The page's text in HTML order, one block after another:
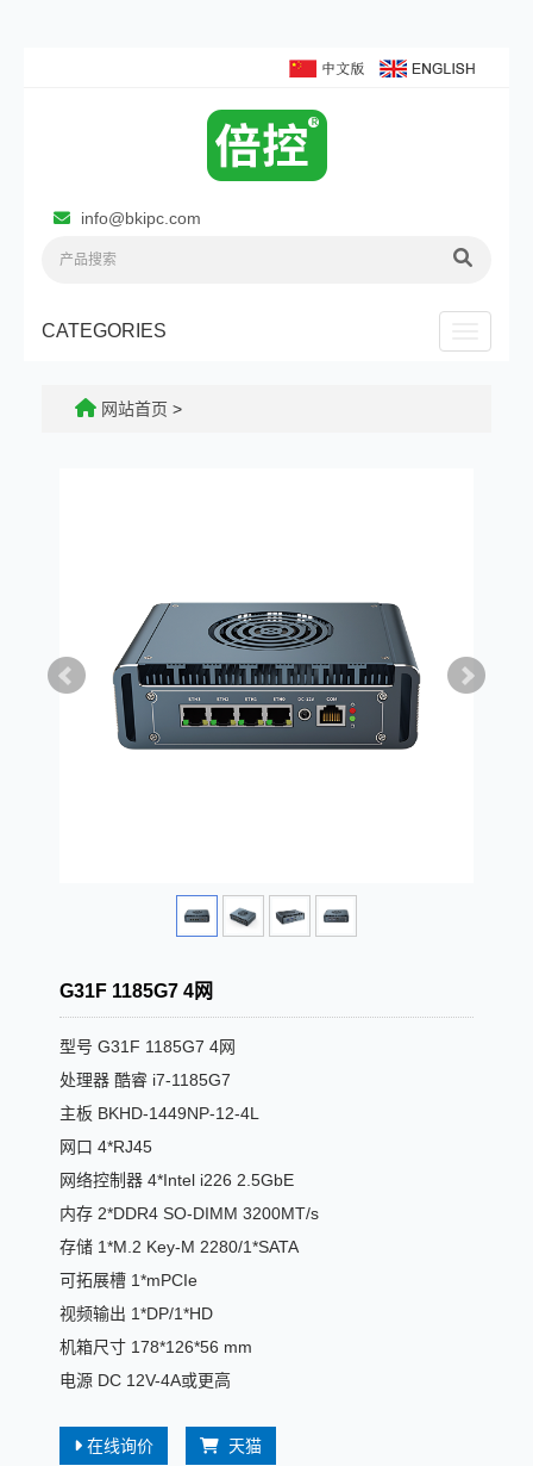
info@bkipc.com
CATEGORIES
网站首页 >
G31F 1185G7 4网
型号 G31F 1185G7 4网
处理器 酷睿 i7-1185G7
主板 BKHD-1449NP-12-4L
网口 4*RJ45
网络控制器 4*Intel i226 2.5GbE
内存 2*DDR4 SO-DIMM 3200MT/s
存储 1*M.2 Key-M 2280/1*SATA
可拓展槽 1*mPCIe
视频输出 1*DP/1*HD
机箱尺寸 178*126*56 mm
电源 DC 12V-4A或更高
在线询价 天猫